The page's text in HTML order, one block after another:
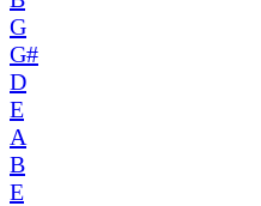
G
G#
D
E
A
B
E